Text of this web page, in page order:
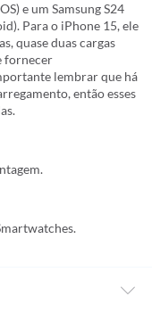
e um Samsung S24
Para o iPhone 15, ele
quase duas cargas
fornecer
lembrar que há
então esses